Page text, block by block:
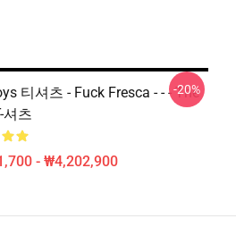
티셔츠 - Fuck Fresca - - - The
셔츠
- ₩4,202,900
-20%